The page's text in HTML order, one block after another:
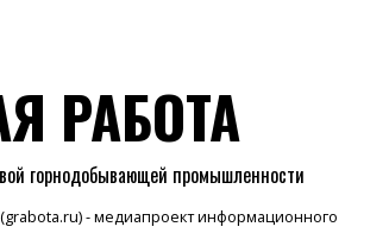
РАБОТА
горнодобывающей промышленности
- медиапроект информационного